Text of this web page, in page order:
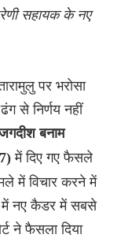
सहायक के नए
पर भरोसा
से निर्णय नहीं
बनाम
में दिए गए फैसले
में विचार करने में
में नए कैडर में सबसे
ने फैसला दिया